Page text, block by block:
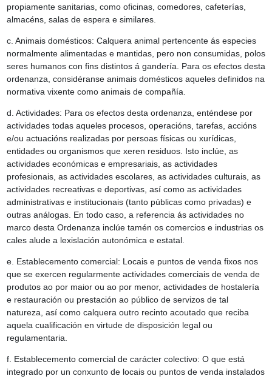
propiamente sanitarias, como oficinas, comedores, cafeterías,
almacéns, salas de espera e similares.
c. Animais domésticos: Calquera animal pertencente ás especies
normalmente alimentadas e mantidas, pero non consumidas, polos
seres humanos con fins distintos á gandería. Para os efectos desta
ordenanza, considéranse animais domésticos aqueles definidos na
normativa vixente como animais de compañía.
d. Actividades: Para os efectos desta ordenanza, enténdese por
actividades todas aqueles procesos, operacións, tarefas, accións
e/ou actuacións realizadas por persoas físicas ou xurídicas,
entidades ou organismos que xeren residuos. Isto inclúe, as
actividades económicas e empresariais, as actividades
profesionais, as actividades escolares, as actividades culturais, as
actividades recreativas e deportivas, así como as actividades
administrativas e institucionais (tanto públicas como privadas) e
outras análogas. En todo caso, a referencia ás actividades no
marco desta Ordenanza inclúe tamén os comercios e industrias os
cales alude a lexislación autonómica e estatal.
e. Establecemento comercial: Locais e puntos de venda fixos nos
que se exercen regularmente actividades comerciais de venda de
produtos ao por maior ou ao por menor, actividades de hostalería
e restauración ou prestación ao público de servizos de tal
natureza, así como calquera outro recinto acoutado que reciba
aquela cualificación en virtude de disposición legal ou
regulamentaria.
f. Establecemento comercial de carácter colectivo: O que está
integrado por un conxunto de locais ou puntos de venda instalados